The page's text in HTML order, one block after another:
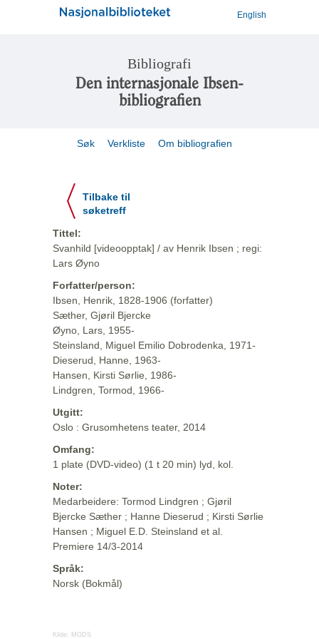
English
Bibliografi
Den internasjonale Ibsen-
bibliografien
Søk Verkliste Om bibliografien
Tilbake til
søketreff
Tittel:
Svanhild [videoopptak] / av Henrik Ibsen ; regi:
Lars Øyno
Forfatter/person:
Ibsen, Henrik, 1828-1906 (forfatter)
Sæther, Gjøril Bjercke
Øyno, Lars, 1955-
Steinsland, Miguel Emilio Dobrodenka, 1971-
Dieserud, Hanne, 1963-
Hansen, Kirsti Sørlie, 1986-
Lindgren, Tormod, 1966-
Utgitt:
Oslo : Grusomhetens teater, 2014
Omfang:
1 plate (DVD-video) (1 t 20 min) lyd, kol.
Noter:
Medarbeidere: Tormod Lindgren ; Gjøril
Bjercke Sæther ; Hanne Dieserud ; Kirsti Sørlie
Hansen ; Miguel E.D. Steinsland et al.
Premiere 14/3-2014
Språk:
Norsk (Bokmål)
Kilde: MODS